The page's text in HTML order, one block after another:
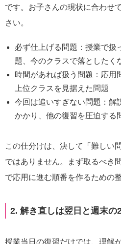
です。お子さんの現状に合わせ
さい。
必ず仕上げる問題：授業で扱
題、今のクラスで落としたく
時間があれば扱う問題：応用
上位クラスを見据えた問題
今回は追いすぎない問題：解
かかり、他の復習を圧迫する
この仕分けは、決して「難しい
ではありません。まず取るべき
で応用に進む順番を作るための
2. 解き直しは翌日と週末の
授業当日の復習だけでは、理解